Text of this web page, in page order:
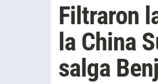
Filtraron
la China
salga